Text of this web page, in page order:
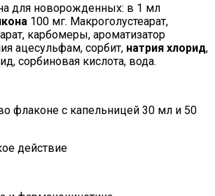
для новорожденных: в 1 мл
100 мг. Макроголустеарат,
карбомеры, ароматизатор
ацесульфам, сорбит, натрия хлорид,
сорбиновая кислота, вода.
флаконе с капельницей 30 мл и 50
действие